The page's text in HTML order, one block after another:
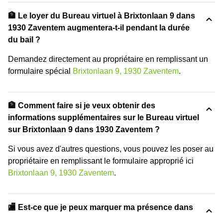
🏦 Le loyer du Bureau virtuel à Brixtonlaan 9 dans
1930 Zaventem augmentera-t-il pendant la durée
du bail ?
Demandez directement au propriétaire en remplissant un
formulaire spécial
Brixtonlaan 9, 1930 Zaventem.
🏦 Comment faire si je veux obtenir des
informations supplémentaires sur le Bureau virtuel
sur Brixtonlaan 9 dans 1930 Zaventem ?
Si vous avez d'autres questions, vous pouvez les poser au
propriétaire en remplissant le formulaire approprié ici
Brixtonlaan 9, 1930 Zaventem.
🏬 Est-ce que je peux marquer ma présence dans